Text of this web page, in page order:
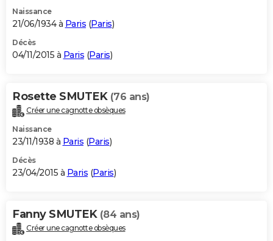
Naissance
21/06/1934 à Paris (Paris)
Décès
04/11/2015 à Paris (Paris)
Rosette SMUTEK (76 ans)
Créer une cagnotte obsèques
Naissance
23/11/1938 à Paris (Paris)
Décès
23/04/2015 à Paris (Paris)
Fanny SMUTEK (84 ans)
Créer une cagnotte obsèques